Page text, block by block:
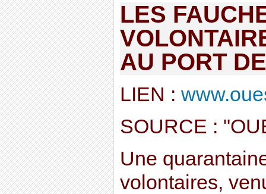
LES
AU PORT
LIEN :
SOURCE :
Une
volontaires,